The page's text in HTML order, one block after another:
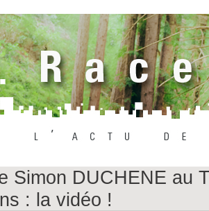
Simon DUCHENE au
: la vidéo !